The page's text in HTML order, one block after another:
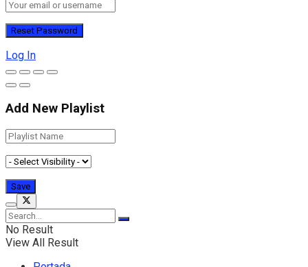
Log In
Add New Playlist
No Result
View All Result